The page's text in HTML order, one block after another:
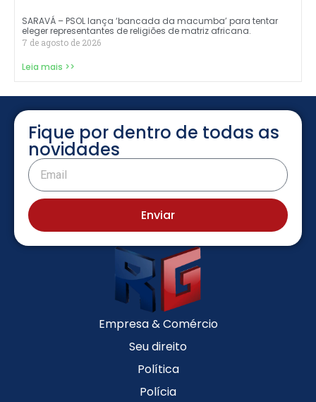
SARAVÁ – PSOL lança ‘bancada da macumba’ para tentar
eleger representantes de religiões de matriz africana.
7 de agosto de 2026
Leia mais >>
Fique por dentro de todas as
novidades
Enviar
Empresa & Comércio
Seu direito
Política
Polícia